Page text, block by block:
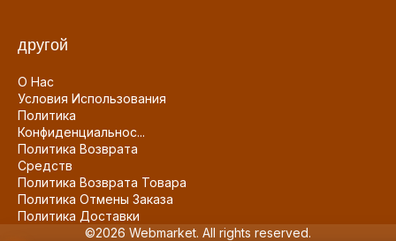
другой
О Нас
Условия Использования
Политика
Конфиденциальнос...
Политика Возврата
Средств
Политика Возврата Товара
Политика Отмены Заказа
Политика Доставки
©2026 Webmarket. All rights reserved.